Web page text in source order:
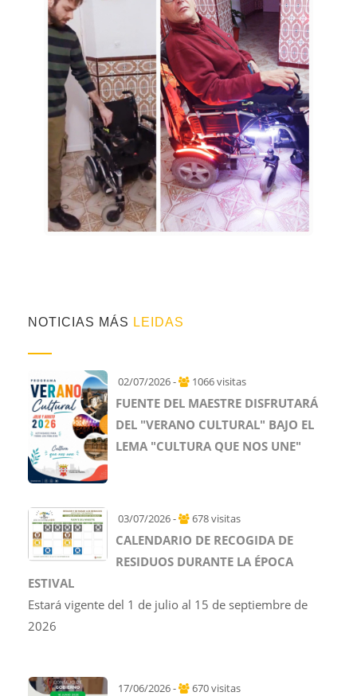
NOTICIAS MÁS LEIDAS
02/07/2026 - 1066 visitas
FUENTE DEL MAESTRE DISFRUTARÁ
DEL "VERANO CULTURAL" BAJO EL
LEMA "CULTURA QUE NOS UNE"
03/07/2026 - 678 visitas
CALENDARIO DE RECOGIDA DE
RESIDUOS DURANTE LA ÉPOCA
ESTIVAL
Estará vigente del 1 de julio al 15 de septiembre de
2026
17/06/2026 - 670 visitas